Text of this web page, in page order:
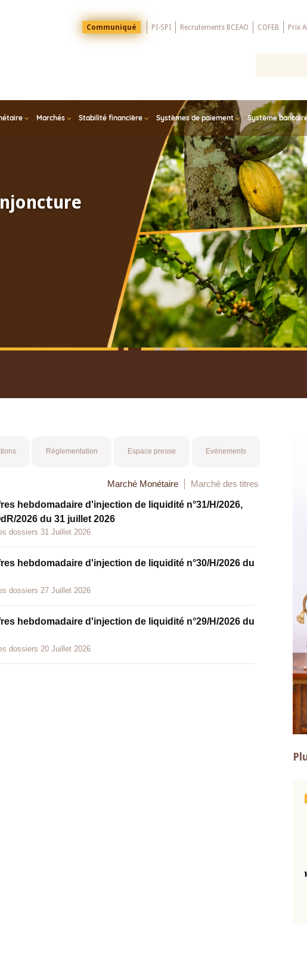
Menu
Top
Communiqué PI-SPI Recrutements BCEAO COFEB Prix
Marchés Stabilité financière Systèmes de paiement Système
Réglementation Espace presse Evénements
Marché Monétaire Marché des titres
hebdomadaire d'injection de liquidité n°31/H/2026,
2026 du 31 juillet 2026
dossiers 31 Juillet 2026
hebdomadaire d'injection de liquidité n°30/H/2026 du
dossiers 27 Juillet 2026
hebdomadaire d'injection de liquidité n°29/H/2026 du
dossiers 20 Juillet 2026